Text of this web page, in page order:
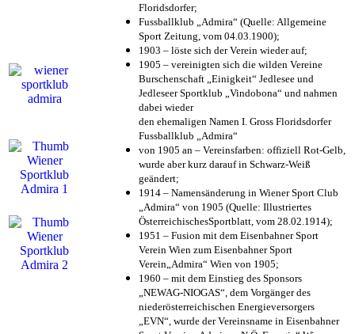
Floridsdorfer;
Fussballklub „Admira“ (Quelle: Allgemeine
Sport Zeitung, vom 04.03.1900);
1903 – löste sich der Verein wieder auf;
1905 – vereinigten sich die wilden Vereine
Burschenschaft „Einigkeit“ Jedlesee und
Jedleseer Sportklub „Vindobona“ und nahmen
dabei wieder
den ehemaligen Namen I. Gross Floridsdorfer
Fussballklub „Admira“
von 1905 an – Vereinsfarben: offiziell Rot-Gelb,
wurde aber kurz darauf in Schwarz-Weiß
geändert;
1914 – Namensänderung in Wiener Sport Club
„Admira“ von 1905 (Quelle: Illustriertes
ÖsterreichischesSportblatt, vom 28.02.1914);
1951 – Fusion mit dem Eisenbahner Sport
Verein Wien zum Eisenbahner Sport
Verein„Admira“ Wien von 1905;
1960 – mit dem Einstieg des Sponsors
„NEWAG-NIOGAS“, dem Vorgänger des
niederösterreichischen Energieversorgers
„EVN“, wurde der Vereinsname in Eisenbahner